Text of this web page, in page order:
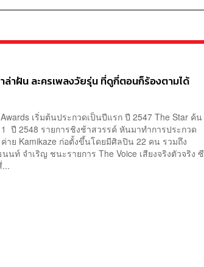
าฝัน ละครเพลงวัยรุ่น ที่ดูกี่ตอนก็ร้องตามได้
เริ่มต้นประกวดเป็นปีแรก ปี 2547 The Star ค้น
ปี 2548 รายการชิงช้าสวรรค์ หันมาทำการประกวด
ค่าย Kamikaze ก่อตั้งขึ้นโดยมีศิลปิน 22 คน รวมถึง
นท์ จำเริญ ชนะรายการ The Voice เสียงจริงตัวจริง ซี